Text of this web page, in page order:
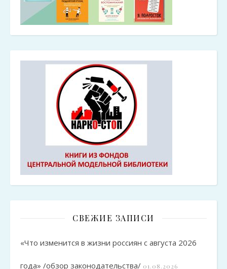
СВЕЖИЕ ЗАПИСИ
«Что изменится в жизни россиян с августа 2026
года» /обзор законодательства/ 01.08.2026